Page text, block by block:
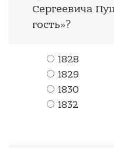
Сергеевича
гость»?
1828
1829
1830
1832